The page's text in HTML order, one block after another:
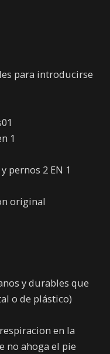
para introducirse
1
pernos 2 EN 1
original
y durables que
o de plástico)
en la
no ahoga el pie